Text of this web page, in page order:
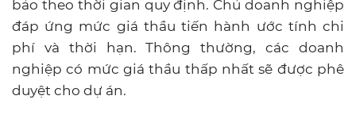
bảo theo thời gian quy định. Chủ doanh nghiệp
đáp ứng mức giá thầu tiến hành ước tính chi
phí và thời hạn. Thông thường, các doanh
nghiệp có mức giá thầu thấp nhất sẽ được phê
duyệt cho dự án.